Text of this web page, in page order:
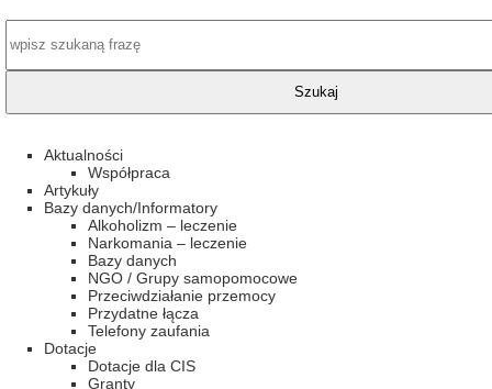
Aktualności
Współpraca
Artykuły
Bazy danych/Informatory
Alkoholizm – leczenie
Narkomania – leczenie
Bazy danych
NGO / Grupy samopomocowe
Przeciwdziałanie przemocy
Przydatne łącza
Telefony zaufania
Dotacje
Dotacje dla CIS
Granty